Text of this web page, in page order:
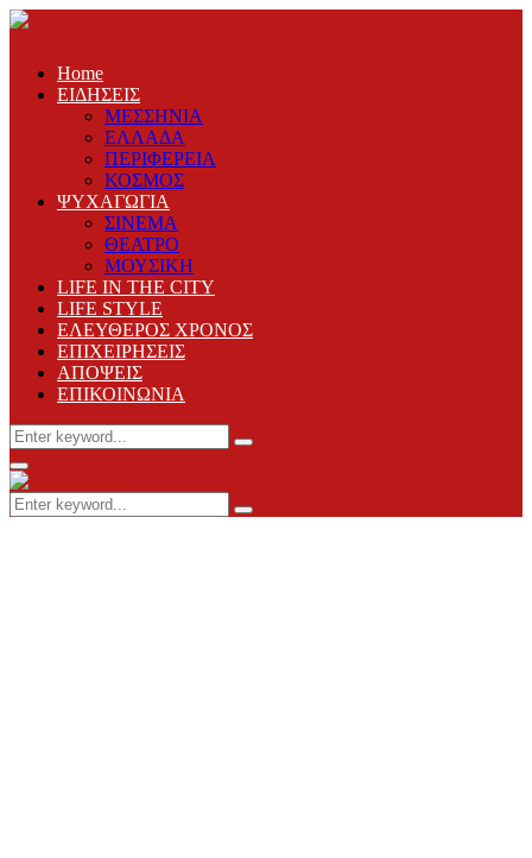
Home
ΕΙΔΗΣΕΙΣ
ΜΕΣΣΗΝΙΑ
ΕΛΛΑΔΑ
ΠΕΡΙΦΕΡΕΙΑ
ΚΟΣΜΟΣ
ΨΥΧΑΓΩΓΙΑ
ΣΙΝΕΜΑ
ΘΕΑΤΡΟ
ΜΟΥΣΙΚΗ
LIFE IN THE CITY
LIFE STYLE
ΕΛΕΥΘΕΡΟΣ ΧΡΟΝΟΣ
ΕΠΙΧΕΙΡΗΣΕΙΣ
ΑΠΟΨΕΙΣ
ΕΠΙΚΟΙΝΩΝΙΑ
Search
for:
Search
Primary
Menu
Search
for:
Search